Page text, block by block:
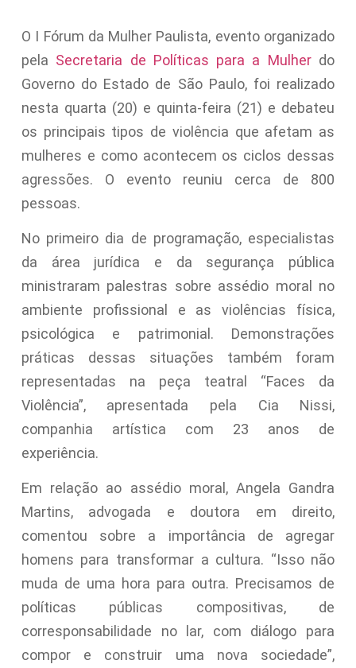
O I Fórum da Mulher Paulista, evento organizado
pela Secretaria de Políticas para a Mulherdo
Governo do Estado de São Paulo, foi realizado
nesta quarta (20) e quinta-feira (21) e debateu
os principais tipos de violência que afetam as
mulheres e como acontecem os ciclos dessas
agressões. O evento reuniu cerca de 800
pessoas.
No primeiro dia de programação, especialistas
da área jurídica e da segurança pública
ministraram palestras sobre assédio moral no
ambiente profissional e as violências física,
psicológica e patrimonial. Demonstrações
práticas dessas situações também foram
representadas na peça teatral “Faces da
Violência”, apresentada pela Cia Nissi,
companhia artística com 23 anos de
experiência.
Em relação ao assédio moral, Angela Gandra
Martins, advogada e doutora em direito,
comentou sobre a importância de agregar
homens para transformar a cultura. “Isso não
muda de uma hora para outra. Precisamos de
políticas públicas compositivas, de
corresponsabilidade no lar, com diálogo para
compor e construir uma nova sociedade”,